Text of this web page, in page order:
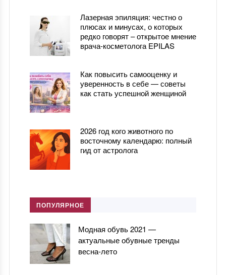
Лазерная эпиляция: честно о
плюсах и минусах, о которых
редко говорят – открытое мнение
врача-косметолога EPILAS
Как повысить самооценку и
уверенность в себе — советы
как стать успешной женщиной
2026 год кого животного по
восточному календарю: полный
гид от астролога
ПОПУЛЯРНОЕ
Модная обувь 2021 —
актуальные обувные тренды
весна-лето